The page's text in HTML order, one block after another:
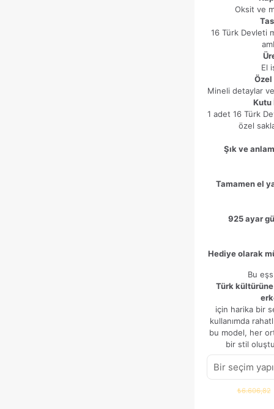
Daha sonraki yorumlarımda kullanılması için adım, e-postaOksit ve
16 Türk Devleti
El
Mineli detaylar
Kutu
1 adet 16 Türk
özel
Şık ve
Tamamen el
925 ayar
Hediye olarak
Bu
Türk
için harika bir
kullanımda
bu model, her
bir stil
₺6.606,82